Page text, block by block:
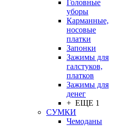
Головные
уборы
Карманные,
носовые
платки
Запонки
Зажимы для
галстуков,
платков
Зажимы для
денег
+ ЕЩЕ 1
СУМКИ
Чемоданы